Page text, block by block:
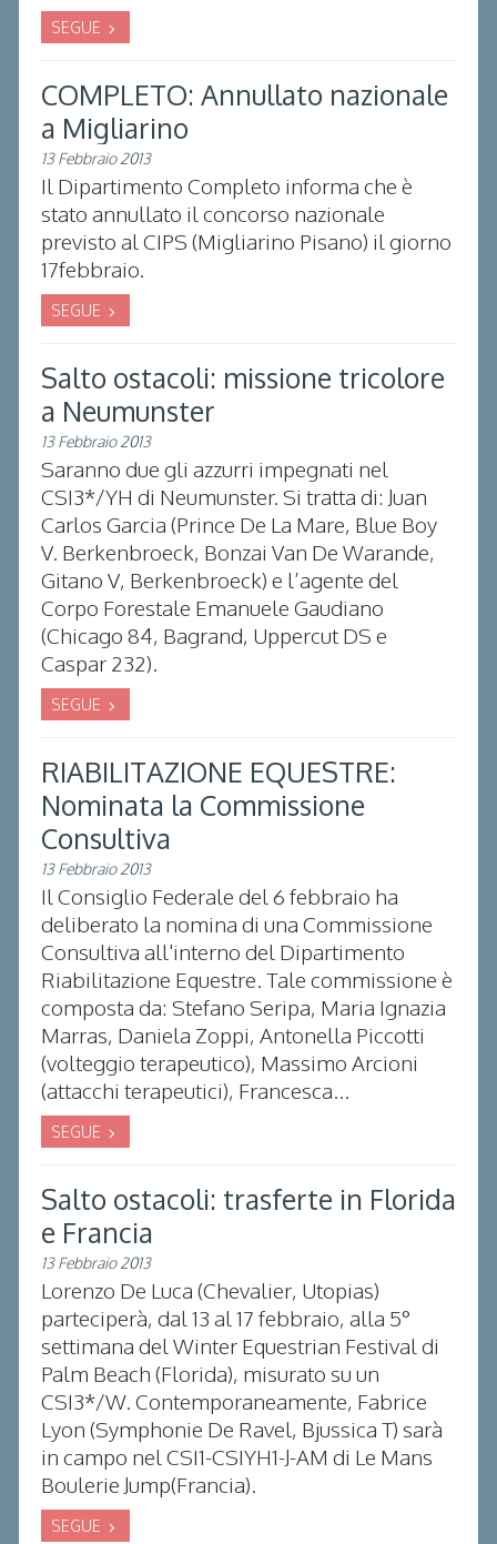
SEGUE
COMPLETO: Annullato nazionale
a Migliarino
13 Febbraio 2013
Il Dipartimento Completo informa che è
stato annullato il concorso nazionale
previsto al CIPS (Migliarino Pisano) il giorno
17febbraio.
SEGUE
Salto ostacoli: missione tricolore
a Neumunster
13 Febbraio 2013
Saranno due gli azzurri impegnati nel
CSI3*/YH di Neumunster. Si tratta di: Juan
Carlos Garcia (Prince De La Mare, Blue Boy
V. Berkenbroeck, Bonzai Van De Warande,
Gitano V, Berkenbroeck) e l’agente del
Corpo Forestale Emanuele Gaudiano
(Chicago 84, Bagrand, Uppercut DS e
Caspar 232).
SEGUE
RIABILITAZIONE EQUESTRE:
Nominata la Commissione
Consultiva
13 Febbraio 2013
Il Consiglio Federale del 6 febbraio ha
deliberato la nomina di una Commissione
Consultiva all'interno del Dipartimento
Riabilitazione Equestre. Tale commissione è
composta da: Stefano Seripa, Maria Ignazia
Marras, Daniela Zoppi, Antonella Piccotti
(volteggio terapeutico), Massimo Arcioni
(attacchi terapeutici), Francesca...
SEGUE
Salto ostacoli: trasferte in Florida
e Francia
13 Febbraio 2013
Lorenzo De Luca (Chevalier, Utopias)
parteciperà, dal 13 al 17 febbraio, alla 5°
settimana del Winter Equestrian Festival di
Palm Beach (Florida), misurato su un
CSI3*/W. Contemporaneamente, Fabrice
Lyon (Symphonie De Ravel, Bjussica T) sarà
in campo nel CSI1-CSIYH1-J-AM di Le Mans
Boulerie Jump(Francia).
SEGUE